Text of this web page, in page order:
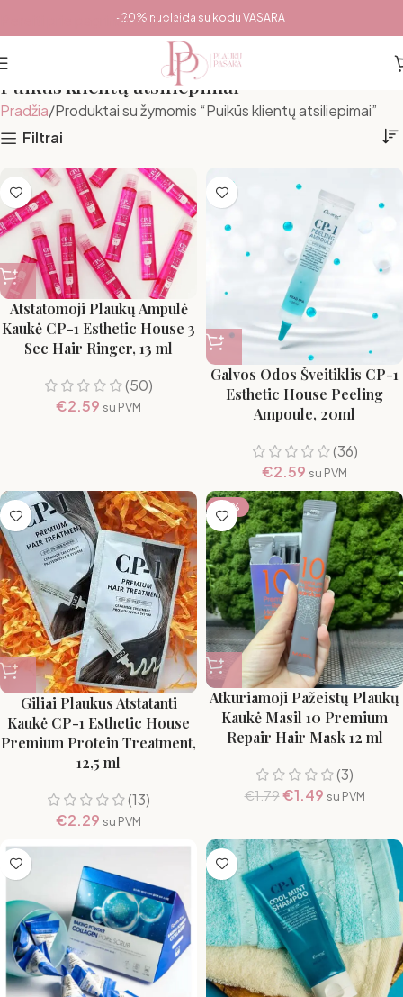
Pereiti prie pagrindinio turinio-20% nuolaida su kodu VASARA
Puikūs klientų atsiliepimai
Pradžia Produktai su žymomis “Puikūs klientų atsiliepimai”
Filtrai
Atstatomoji Plaukų Ampulė
Kaukė CP-1 Esthetic House 3
Sec Hair Ringer, 13 ml
(50)
€2.59 su PVM
Galvos Odos Šveitiklis CP-1
Esthetic House Peeling
Ampoule, 20ml
(36)
€2.59 su PVM
Giliai Plaukus Atstatanti
Kaukė CP-1 Esthetic House
Premium Protein Treatment,
12,5 ml
(13)
€2.29 su PVM
-17%
Atkuriamoji Pažeistų Plaukų
Kaukė Masil 10 Premium
Repair Hair Mask 12 ml
(3)
€1.79€1.49 su PVM